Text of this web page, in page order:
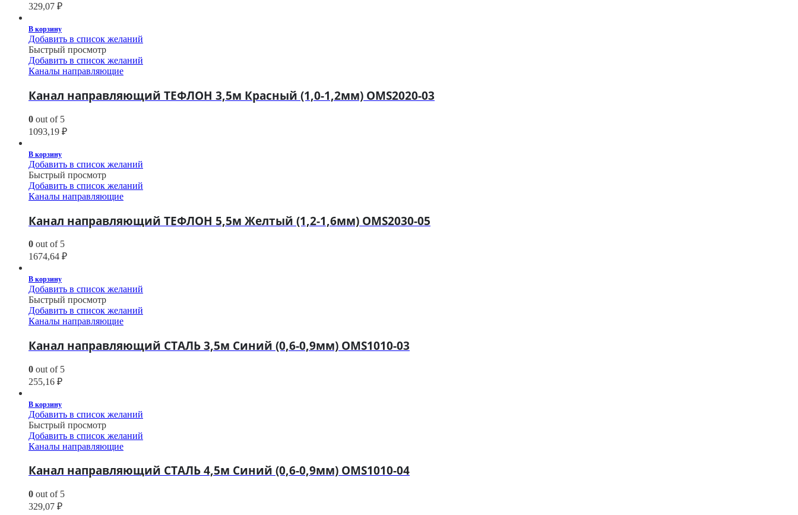
329,07 ₽
В корзину
Добавить в список желаний
Быстрый просмотр
Добавить в список желаний
Каналы направляющие
Канал направляющий ТЕФЛОН 3,5м Красный (1,0-1,2мм) OMS2020-03
0 out of 5
1093,19 ₽
В корзину
Добавить в список желаний
Быстрый просмотр
Добавить в список желаний
Каналы направляющие
Канал направляющий ТЕФЛОН 5,5м Желтый (1,2-1,6мм) OMS2030-05
0 out of 5
1674,64 ₽
В корзину
Добавить в список желаний
Быстрый просмотр
Добавить в список желаний
Каналы направляющие
Канал направляющий СТАЛЬ 3,5м Синий (0,6-0,9мм) OMS1010-03
0 out of 5
255,16 ₽
В корзину
Добавить в список желаний
Быстрый просмотр
Добавить в список желаний
Каналы направляющие
Канал направляющий СТАЛЬ 4,5м Синий (0,6-0,9мм) OMS1010-04
0 out of 5
329,07 ₽